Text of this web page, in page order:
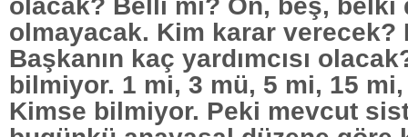
olmayacak. Kim karar verecek?
Başkanın kaç yardımcısı
bilmiyor. 1 mi, 3 mü, 5 mi, 15
Kimse bilmiyor. Peki mevcut